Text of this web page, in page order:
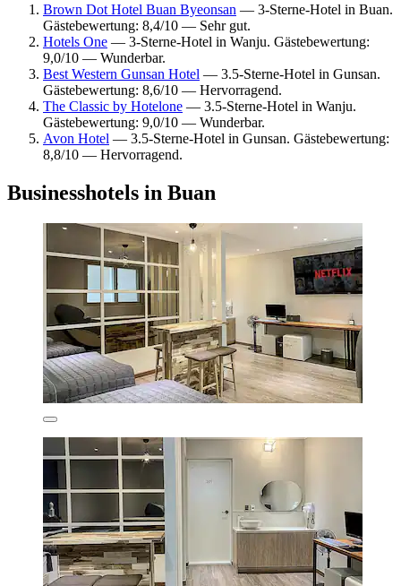
Brown Dot Hotel Buan Byeonsan — 3-Sterne-Hotel in Buan.
Gästebewertung: 8,4/10 — Sehr gut.
Hotels One — 3-Sterne-Hotel in Wanju. Gästebewertung:
9,0/10 — Wunderbar.
Best Western Gunsan Hotel — 3.5-Sterne-Hotel in Gunsan.
Gästebewertung: 8,6/10 — Hervorragend.
The Classic by Hotelone — 3.5-Sterne-Hotel in Wanju.
Gästebewertung: 9,0/10 — Wunderbar.
Avon Hotel — 3.5-Sterne-Hotel in Gunsan. Gästebewertung:
8,8/10 — Hervorragend.
Businesshotels in Buan